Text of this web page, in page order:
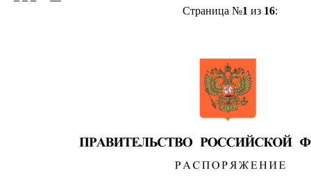
Страница №1 из 16: